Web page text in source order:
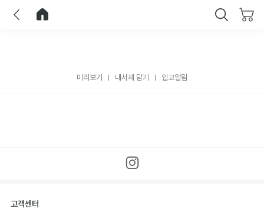
미리보기 내서재 담기 입고알림
고객센터